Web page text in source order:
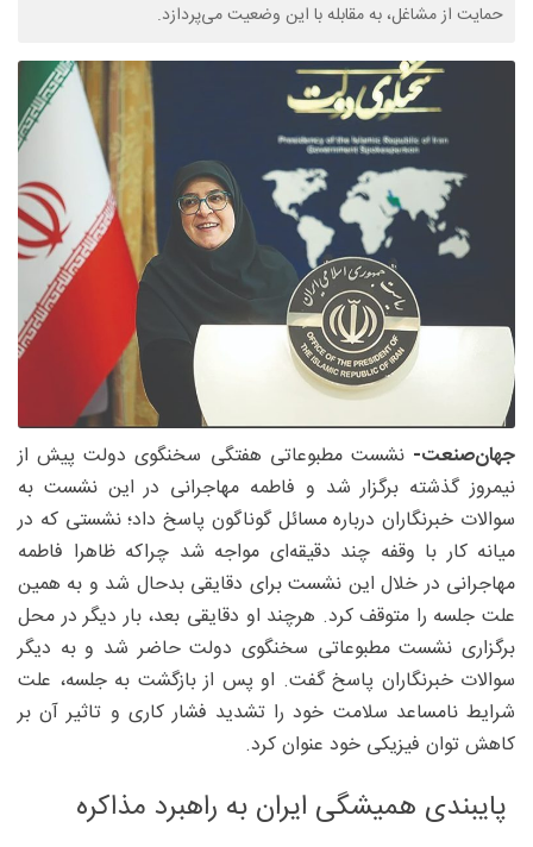
حمایت از مشاغل، به مقابله با این وضعیت می‌پردازد.
جهان‌صنعت- نشست مطبوعاتی هفتگی سخنگوی دولت پیش از
نیمروز گذشته برگزار شد و فاطمه مهاجرانی در این نشست به
سوالات خبرنگاران درباره مسائل گوناگون پاسخ داد؛ نشستی که در
میانه کار با وقفه چند دقیقه‌ای مواجه شد چراکه ظاهرا فاطمه
مهاجرانی در خلال این نشست برای دقایقی بدحال شد و به همین
علت جلسه را متوقف کرد. هرچند او دقایقی بعد، بار دیگر در محل
برگزاری نشست مطبوعاتی سخنگوی دولت حاضر شد و به دیگر
سوالات خبرنگاران پاسخ گفت. او پس از بازگشت به جلسه، علت
شرایط نامساعد سلامت خود را تشدید فشار کاری و تاثیر آن بر
کاهش توان فیزیکی خود عنوان کرد.
پایبندی همیشگی ایران به راهبرد مذاکره